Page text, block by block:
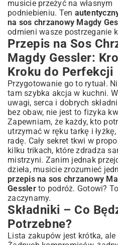
Historia i Korzyści Chrzanu
Najczęściej Zadawane
Chrzanowy
Jak Długo Można
Sos?
Czy Sos Chrzanowy Jest
Podsumowanie: Magia Sosu
Chrzanowego na Twoim Stole
musicie przeżyć na własnym
podniebieniu. Ten
na sos chrzanowy Magdy
odmieni wasze postrzeganie
Przepis na Sos
Magdy Gessler:
Kroku do Perfekcji
Przygotowanie go to rytuał.
tam szybka akcja w kuchni.
uwagi, serca i dobrych
bez obaw, nie jest to fizyka
Zapewniam, że każdy, kto
utrzymać w ręku tarkę i
radę. Cały sekret tkwi w
kilku trikach, które zdradza
mistrzyni. Zanim jednak
dzieła, musicie zrozumieć
przepis na sos chrzanowy
Gesslerto podróż. Gotowi? To
zaczynamy.
Składniki – Co
Potrzebne?
Lista zakupów jest krótka,